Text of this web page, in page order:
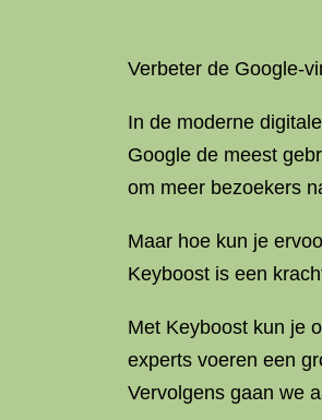
Verbeter de Google-
In de moderne
Google de meest
om meer bezoekers
Maar hoe kun je
Keyboost is een
Met Keyboost kun je
experts voeren een
Vervolgens gaan we